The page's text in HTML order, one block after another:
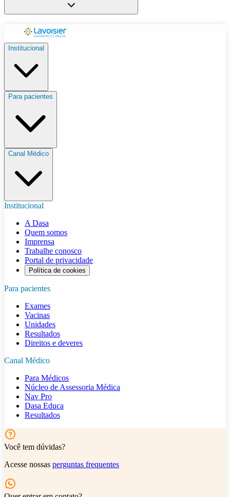
Institucional
Para pacientes
Canal Médico
Institucional
A Dasa
Quem somos
Imprensa
Trabalhe conosco
Portal de privacidade
Política de cookies
Para pacientes
Exames
Vacinas
Unidades
Resultados
Direitos e deveres
Canal Médico
Para Médicos
Núcleo de Assessoria Médica
Nav Pro
Dasa Educa
Resultados
Você tem dúvidas?
Acesse nossas perguntas frequentes